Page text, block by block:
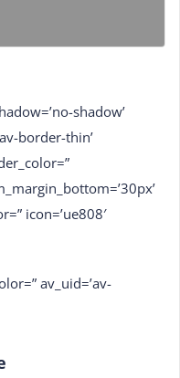
shadow’
border-thin’
icon=’ue808′
av_uid=’av-